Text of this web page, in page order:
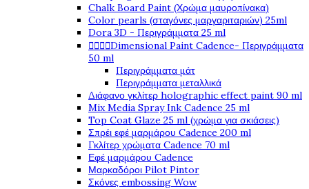
Chalk Board Paint (Χρώμα μαυροπίνακα)
Color pearls (σταγόνες μαργαριταριών) 25ml
Dora 3D - Περιγράμματα 25 ml
Dimensional Paint Cadence- Περιγράμματα
50 ml
Περιγράμματα μάτ
Περιγράμματα μεταλλικά
Διάφανο γκλίτερ holographic effect paint 90 ml
Mix Media Spray Ink Cadence 25 ml
Top Coat Glaze 25 ml (χρώμα για σκιάσεις)
Σπρέι εφέ μαρμάρου Cadence 200 ml
Γκλίτερ χρώματα Cadence 70 ml
Εφέ μαρμάρου Cadence
Μαρκαδόροι Pilot Pintor
Σκόνες embossing Wow